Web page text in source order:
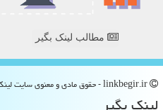
مطالب لینک بگیر